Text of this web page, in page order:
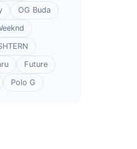
OG Buda
Future
Polo G